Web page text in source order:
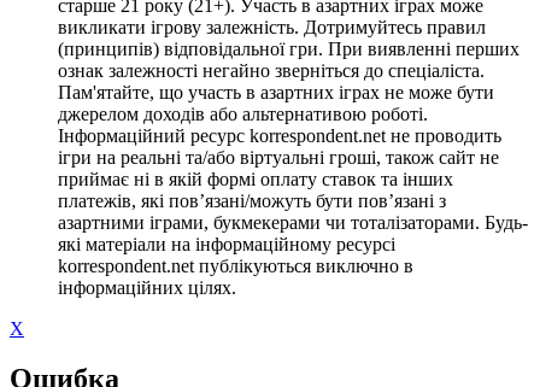
старше 21 року (21+). Участь в азартних іграх може
викликати ігрову залежність. Дотримуйтесь правил
(принципів) відповідальної гри. При виявленні перших
ознак залежності негайно зверніться до спеціаліста.
Пам'ятайте, що участь в азартних іграх не може бути
джерелом доходів або альтернативою роботі.
Інформаційний ресурс korrespondent.net не проводить
ігри на реальні та/або віртуальні гроші, також сайт не
приймає ні в якій формі оплату ставок та інших
платежів, які пов’язані/можуть бути пов’язані з
азартними іграми, букмекерами чи тоталізаторами. Будь-
які матеріали на інформаційному ресурсі
korrespondent.net публікуються виключно в
інформаційних цілях.
X
Ошибка